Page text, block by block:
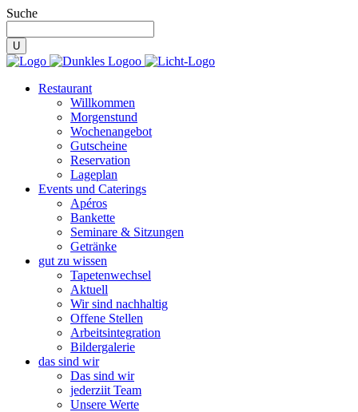
Suche
Restaurant
Willkommen
Morgenstund
Wochenangebot
Gutscheine
Reservation
Lageplan
Events und Caterings
Apéros
Bankette
Seminare & Sitzungen
Getränke
gut zu wissen
Tapetenwechsel
Aktuell
Wir sind nachhaltig
Offene Stellen
Arbeitsintegration
Bildergalerie
das sind wir
Das sind wir
jederziit Team
Unsere Werte